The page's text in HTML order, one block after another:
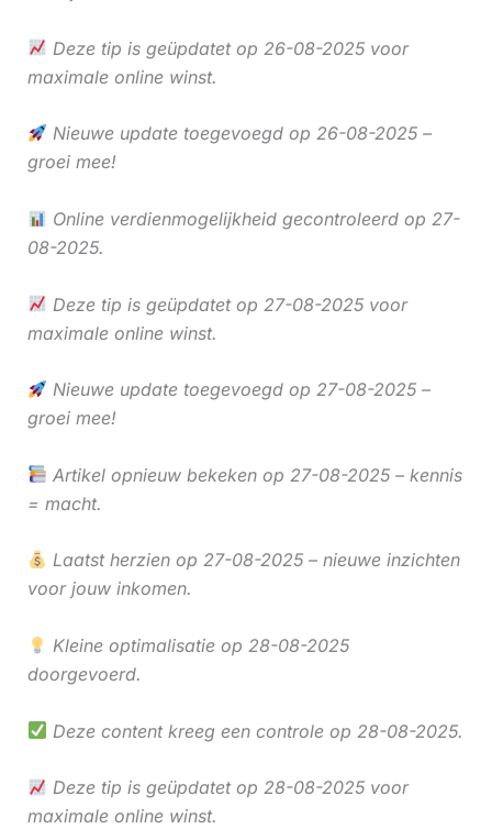
Deze tip is geüpdatet op 26-08-2025 voor
maximale online winst.
Nieuwe update toegevoegd op 26-08-2025 –
groei mee!
Online verdienmogelijkheid gecontroleerd op 27-
08-2025.
Deze tip is geüpdatet op 27-08-2025 voor
maximale online winst.
Nieuwe update toegevoegd op 27-08-2025 –
groei mee!
Artikel opnieuw bekeken op 27-08-2025 – kennis
= macht.
Laatst herzien op 27-08-2025 – nieuwe inzichten
voor jouw inkomen.
Kleine optimalisatie op 28-08-2025
doorgevoerd.
Deze content kreeg een controle op 28-08-2025.
Deze tip is geüpdatet op 28-08-2025 voor
maximale online winst.